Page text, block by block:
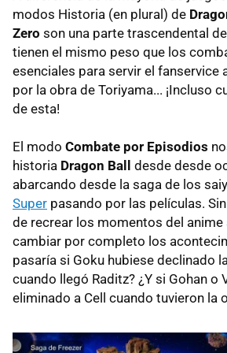
Hablemos del multijugador a
¡Regresan las colisiones de
Los Androides no necesitan
¿Qué pasa con los personajes que
El chat secreto de Bulma es muy
El Modo Sparking! no es solo
sácale todo el partido
Ga ga ga ga Gachi Da Ze! (¡dale
Sparking!)
El arte de saber bloquear,
Sparking! Zero
en trajes y personajes
modos Historia (en plural) de
Zero son una parte trascendental
tienen el mismo peso que los
esenciales para servir el fanservice
por la obra de Toriyama... ¡Incluso
de esta!
El modo Combate por Episodios
historia Dragon Ball desde desde
abarcando desde la saga de los
Super pasando por las películas.
de recrear los momentos del
cambiar por completo los
pasaría si Goku hubiese declinado
cuando llegó Raditz? ¿Y si Gohan o
eliminado a Cell cuando tuvieron la